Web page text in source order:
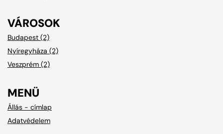
VÁROSOK
Budapest (2)
Nyíregyháza (2)
Veszprém (2)
MENÜ
Állás - címlap
Adatvédelem